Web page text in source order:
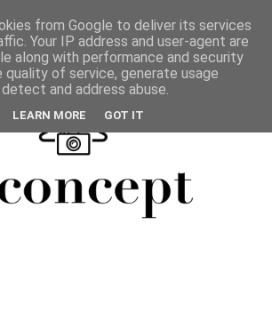
from Google to deliver its services
Your IP address and user-agent are
along with performance and security
of service, generate usage
and address abuse.
LEARN MORE GOT IT